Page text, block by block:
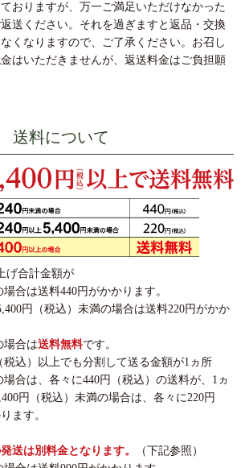
おりますが、万一ご満足いただけなかった
送ください。それを過ぎますと返品・交換
くなりますので、ご了承ください。お召し
はいただきませんが、返送料金はご負担願
送料について
げ合計金額が
合は送料440円がかかります。
円（税込）未満の場合は送料220円がかか
場合は送料無料です。
込）以上でも分割して送る金額が1ヵ所
合は、各々に440円（税込）の送料が、1ヵ
円（税込）未満の場合は、各々に220円
ます。
送は別料金となります。
（下記参照）